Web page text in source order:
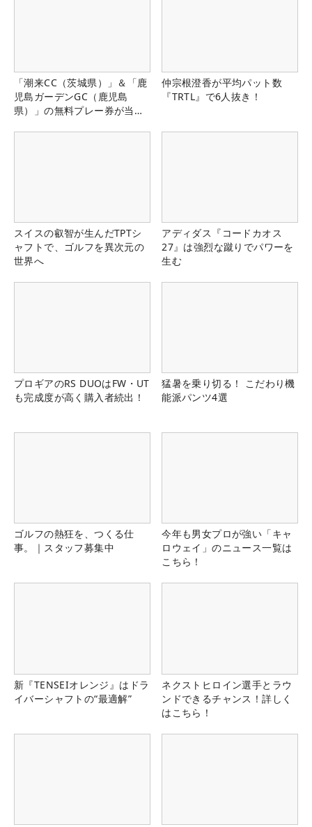
「潮来CC（茨城県）」＆「鹿
児島ガーデンGC（鹿児島
県）」の無料プレー券が当た
仲宗根澄香が平均パット数
『TRTL』で6人抜き！
スイスの叡智が生んだTPTシ
ャフトで、ゴルフを異次元の
世界へ
アディダス『コードカオス
27』は強烈な蹴りでパワーを
生む
プロギアのRS DUOはFW・UT
も完成度が高く購入者続出！
猛暑を乗り切る！ こだわり機
能派パンツ4選
ゴルフの熱狂を、つくる仕
事。｜スタッフ募集中
今年も男女プロが強い「キャ
ロウェイ」のニュース一覧は
こちら！
新『TENSEIオレンジ』はドラ
イバーシャフトの“最適解”
ネクストヒロイン選手とラウ
ンドできるチャンス！詳しく
はこちら！